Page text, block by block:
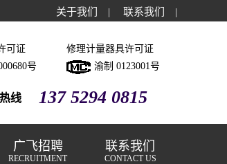
关于我们 | 联系我们 |
可证
号
修理计量器具许可证
渝制 0123001号
线 137 5294 0815
广飞招聘
RECRUITMENT
联系我们
CONTACT US